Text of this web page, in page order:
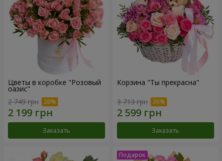
Цветы в коробке "Розовый
оазис"
2 749 грн
Заказать
Корзина "Ты прекрасна"
3 713 грн
Заказать